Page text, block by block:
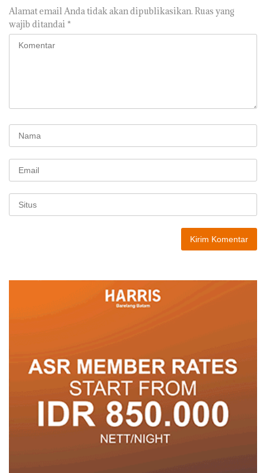
Alamat email Anda tidak akan dipublikasikan. Ruas yang
wajib ditandai *